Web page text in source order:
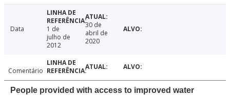
Data
1 de
julho de
2012
30 de
abril de
2020
Comentário
People provided with access to improved water